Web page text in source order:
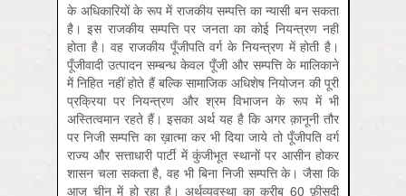
के अधिकारियों के रूप में राजकीय सम्पत्ति का न्यासी बन सकता
है। इस राजकीय सम्पत्ति पर जनता का कोई नियन्त्रण नहीं
होता है। वह राजकीय पूँजीपति वर्ग के नियन्त्रण में होती है।
पूँजीवादी उत्पादन सम्बन्ध केवल पूँजी और सम्पत्ति के मालिकाने
में निहित नहीं होते हैं बल्कि सामाजिक अधिशेष नियोजन की पूरी
प्रक्रिया पर नियन्त्रण और श्रम विभाजन के रूप में भी
अस्तित्वमान रहते हैं। इसका अर्थ यह है कि अगर क़ानूनी तौर
पर निजी सम्पत्ति का ख़ात्मा कर भी दिया जाये तो पूँजीपति वर्ग
राज्य और सत्ताधारी पार्टी में कुंजीभूत स्थानों पर आसीन होकर
शासन चला सकता है, वह भी बिना निजी सम्पत्ति के। जैसा कि
आज चीन में हो रहा है। अर्थव्यवस्था का करीब 60 फ़ीसदी